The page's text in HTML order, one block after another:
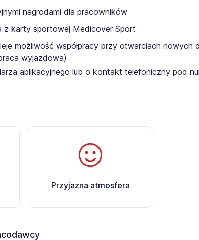
nagrodami dla pracowników
z karty sportowej Medicover Sport
możliwość współpracy przy otwarciach nowych
wyjazdowa)
aplikacyjnego lub o kontakt telefoniczny pod
Przyjazna atmosfera